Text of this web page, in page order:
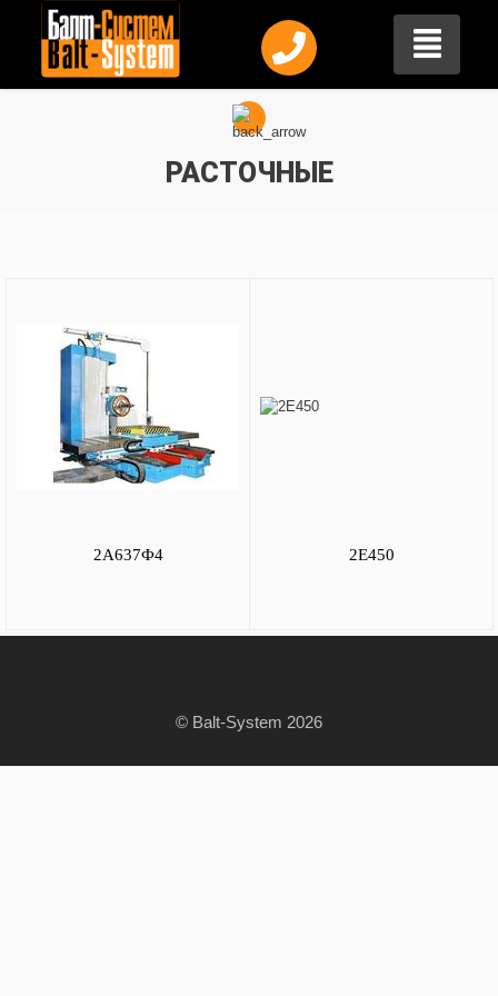
РАСТОЧНЫЕ
2А637Ф4 2Е450
© Balt-System 2026